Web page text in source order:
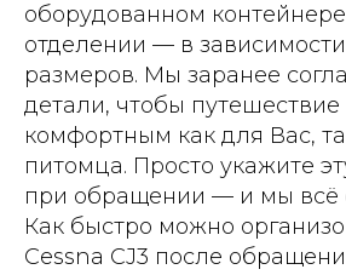
оборудованном
отделении — в зависимости
размеров. Мы заранее
детали, чтобы
комфортным как для Вас,
питомца. Просто укажите
при обращении — и мы всё
Как быстро можно
Cessna CJ3 после